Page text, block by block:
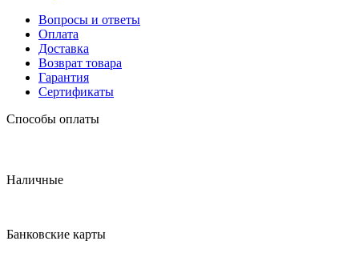
Вопросы и ответы
Оплата
Доставка
Возврат товара
Гарантия
Сертификаты
Способы оплаты
Наличные
Банковские карты